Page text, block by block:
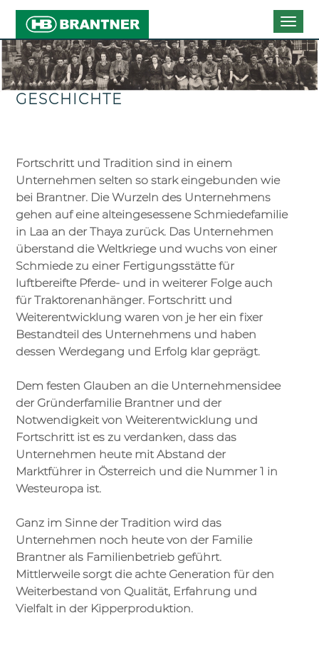
GESCHICHTE
Fortschritt und Tradition sind in einem
Unternehmen selten so stark eingebunden wie
bei Brantner. Die Wurzeln des Unternehmens
gehen auf eine alteingesessene Schmiedefamilie
in Laa an der Thaya zurück. Das Unternehmen
überstand die Weltkriege und wuchs von einer
Schmiede zu einer Fertigungsstätte für
luftbereifte Pferde- und in weiterer Folge auch
für Traktorenanhänger. Fortschritt und
Weiterentwicklung waren von je her ein fixer
Bestandteil des Unternehmens und haben
dessen Werdegang und Erfolg klar geprägt.
Dem festen Glauben an die Unternehmensidee
der Gründerfamilie Brantner und der
Notwendigkeit von Weiterentwicklung und
Fortschritt ist es zu verdanken, dass das
Unternehmen heute mit Abstand der
Marktführer in Österreich und die Nummer 1 in
Westeuropa ist.
Ganz im Sinne der Tradition wird das
Unternehmen noch heute von der Familie
Brantner als Familienbetrieb geführt.
Mittlerweile sorgt die achte Generation für den
Weiterbestand von Qualität, Erfahrung und
Vielfalt in der Kipperproduktion.